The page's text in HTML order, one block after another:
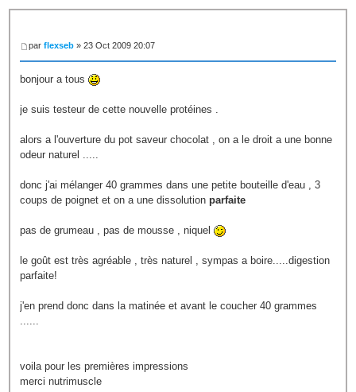
parflexseb » 23 Oct 2009 20:07
bonjour a tous
je suis testeur de cette nouvelle protéines .
alors a l'ouverture du pot saveur chocolat , on a le droit a une bonne
odeur naturel .....
donc j'ai mélanger 40 grammes dans une petite bouteille d'eau , 3
coups de poignet et on a une dissolutionparfaite
pas de grumeau , pas de mousse , niquel
le goût est très agréable , très naturel , sympas a boire.....digestion
parfaite!
j'en prend donc dans la matinée et avant le coucher 40 grammes
......
voila pour les premières impressions
merci nutrimuscle